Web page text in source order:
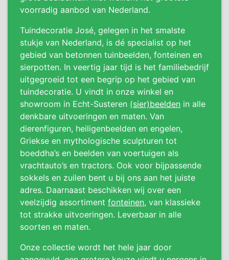
voorradig aanbod van Nederland.
Tuindecoratie José, gelegen in het smalste
stukje van Nederland, is dé specialist op het
gebied van betonnen tuinbeelden, fonteinen en
sierpotten. In veertig jaar tijd is het familiebedrijf
uitgegroeid tot een begrip op het gebied van
tuindecoratie. U vindt in onze winkel en
showroom in Echt-Susteren (sier)beelden in alle
denkbare uitvoeringen en maten. Van
dierenfiguren, heiligenbeelden en engelen,
Griekse en mythologische sculpturen tot
boeddha’s en beelden van voertuigen als
vrachtauto’s en tractors. Ook voor bijpassende
sokkels en zuilen bent u bij ons aan het juiste
adres. Daarnaast beschikken wij over een
veelzijdig assortiment fonteinen, van klassieke
tot strakke uitvoeringen. Leverbaar in alle
soorten en maten.
Onze collectie wordt het hele jaar door